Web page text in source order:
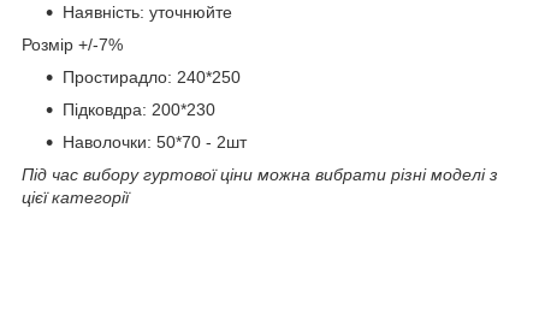
Наявність: уточнюйте
Розмір +/-7%
Простирадло: 240*250
Підковдра: 200*230
Наволочки: 50*70 - 2шт
Під час вибору гуртової ціни можна вибрати різні моделі з
цієї категорії